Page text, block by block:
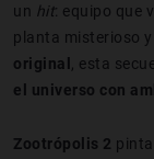
un hit: equipo que
planta misterioso
original
, esta
el universo con
Zootrópolis 2